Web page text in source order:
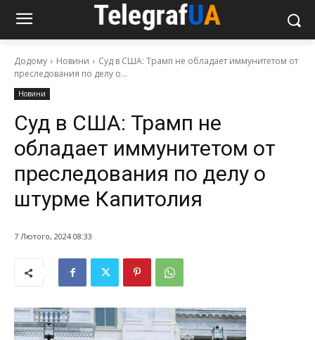
Додому Новини
Суд в США: Трамп не обладает иммунитетом от
преследования по делу о...
Новини
Суд в США: Трамп не
обладает иммунитетом от
преследования по делу о
штурме Капитолия
7 Лютого, 2024 08:33